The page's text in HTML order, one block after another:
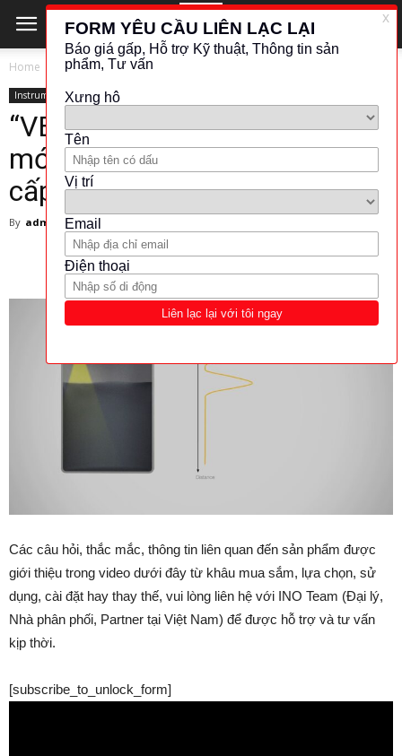
Home Instrument
Instrument
“VEGAPULS 64 – Giải pháp
mới vượt trội trong đo lường
cấp độ bằng sóng RADAR”
By admin - 1 April 2025
Các câu hỏi, thắc mắc, thông tin liên quan đến sản phẩm được
giới thiệu trong video dưới đây từ khâu mua sắm, lựa chọn, sử
dụng, cài đặt hay thay thế, vui lòng liên hệ với INO Team (Đại lý,
Nhà phân phối, Partner tại Việt Nam) để được hỗ trợ và tư vấn
kịp thời.
[subscribe_to_unlock_form]